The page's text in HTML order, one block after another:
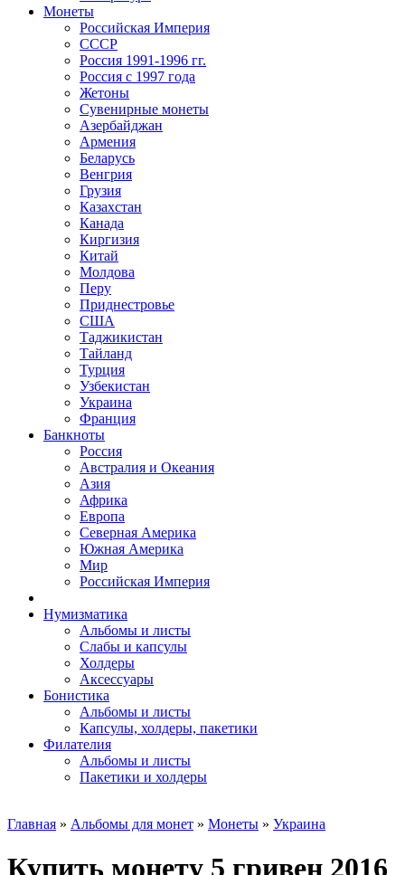
Монеты
Российская Империя
СССР
Россия 1991-1996 гг.
Россия с 1997 года
Жетоны
Сувенирные монеты
Азербайджан
Армения
Беларусь
Венгрия
Грузия
Казахстан
Канада
Киргизия
Китай
Молдова
Перу
Приднестровье
США
Таджикистан
Тайланд
Турция
Узбекистан
Украина
Франция
Банкноты
Россия
Австралия и Океания
Азия
Африка
Европа
Северная Америка
Южная Америка
Мир
Российская Империя
Нумизматика
Альбомы и листы
Слабы и капсулы
Холдеры
Аксессуары
Бонистика
Альбомы и листы
Капсулы, холдеры, пакетики
Филателия
Альбомы и листы
Пакетики и холдеры
Главная » Альбомы для монет » Монеты » Украина
Купить монету 5 гривен 2016